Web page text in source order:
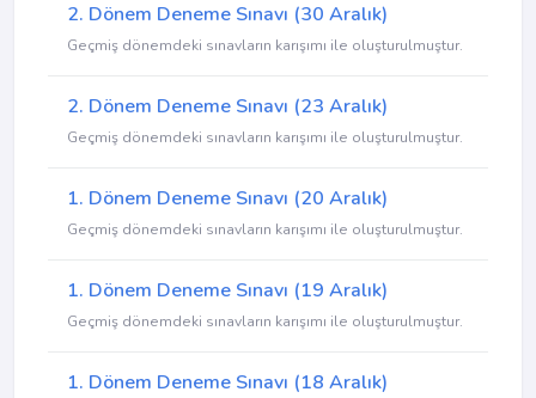
2. Dönem Deneme Sınavı (30 Aralık)
Geçmiş dönemdeki sınavların karışımı ile oluşturulmuştur.
2. Dönem Deneme Sınavı (23 Aralık)
Geçmiş dönemdeki sınavların karışımı ile oluşturulmuştur.
1. Dönem Deneme Sınavı (20 Aralık)
Geçmiş dönemdeki sınavların karışımı ile oluşturulmuştur.
1. Dönem Deneme Sınavı (19 Aralık)
Geçmiş dönemdeki sınavların karışımı ile oluşturulmuştur.
1. Dönem Deneme Sınavı (18 Aralık)